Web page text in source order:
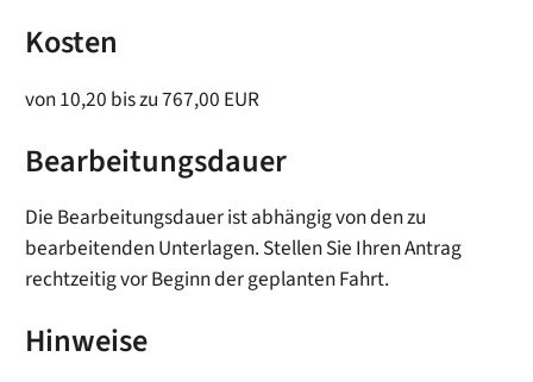
Kosten
von 10,20 bis zu 767,00 EUR
Bearbeitungsdauer
Die Bearbeitungsdauer ist abhängig von den zu
bearbeitenden Unterlagen. Stellen Sie Ihren Antrag
rechtzeitig vor Beginn der geplanten Fahrt.
Hinweise